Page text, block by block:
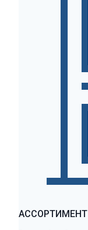
АССОРТИМЕНТ